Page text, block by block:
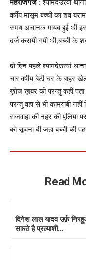
महराजगंज: श्यामदेउरवां
वर्षीय मासूम बच्ची का शव
समय अचानक गायब हुई थी इस
दर्ज करायी गयी थी,बच्ची के
दो दिन पहले श्यामदेउरवां
चार वषीय बेटी घर के बाहर
ख़ोज ख़बर की परन्तु कही
परन्तु वहा से भी कामयाबी
राजवाहा की नहर की पुलिया
को सूचना दी जहा बच्ची की
Read
दिनेश लाल यादव उर्फ़
सकते है प्रत्याशी…